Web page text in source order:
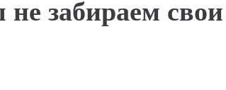
забираем свои